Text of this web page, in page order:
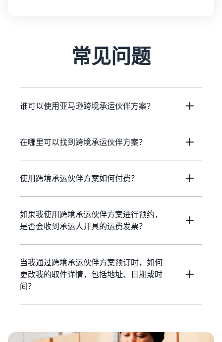
常见问题
谁可以使用亚马逊跨境承运伙伴方案？
在哪里可以找到跨境承运伙伴方案？
使用跨境承运伙伴方案如何付费？
如果我使用跨境承运伙伴方案进行预约，
是否会收到承运人开具的运费发票？
当我通过跨境承运伙伴方案预订时，如何
更改我的取件详情，包括地址、日期或时
间？